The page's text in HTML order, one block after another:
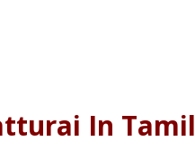
In Tamil